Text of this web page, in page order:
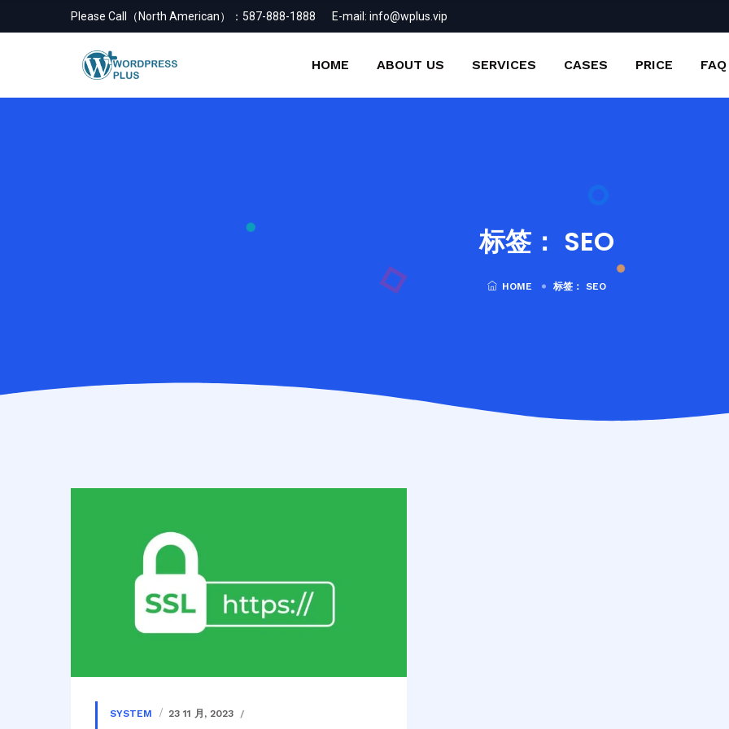
Please Call（North American）： 587-888-1888 E-mail: info@wplus.vip
HOME ABOUT US SERVICES CASES PRICE FAQ
标签： SEO
HOME 标签： SEO
SYSTEM 23 11 月, 2023